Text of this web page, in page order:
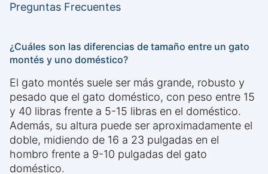
Preguntas Frecuentes
¿Cuáles son las diferencias de tamaño entre un gato
montés y uno doméstico?
El gato montés suele ser más grande, robusto y
pesado que el gato doméstico, con peso entre 15
y 40 libras frente a 5-15 libras en el doméstico.
Además, su altura puede ser aproximadamente el
doble, midiendo de 16 a 23 pulgadas en el
hombro frente a 9-10 pulgadas del gato
doméstico.